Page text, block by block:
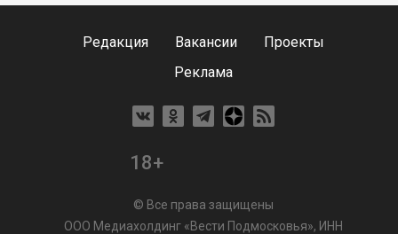
Редакция Вакансии
Проекты
Реклама
18+
© Все права защищены
ООО Медиахолдинг «Вести Подмосковья», ИНН